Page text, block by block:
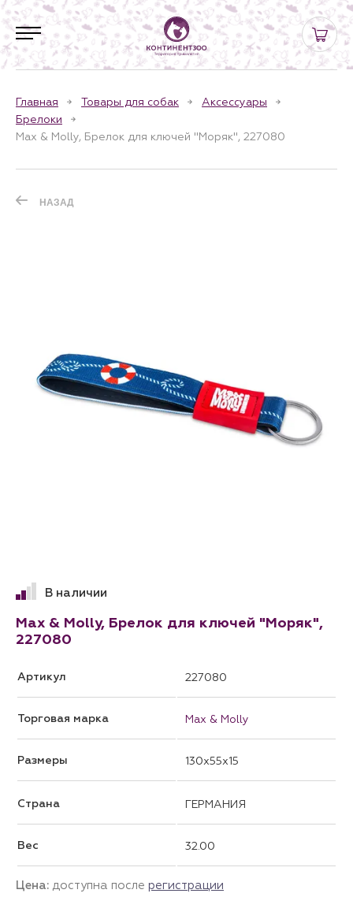
Главная Товары для собак
Аксессуары
Брелоки
Max & Molly, Брелок для ключей "Моряк", 227080
НАЗАД
В наличии
Max & Molly, Брелок для ключей "Моряк",
227080
Артикул 227080
Торговая марка Max & Molly
Размеры 130x55x15
Страна ГЕРМАНИЯ
Вес 32.00
Цена: доступна после регистрации